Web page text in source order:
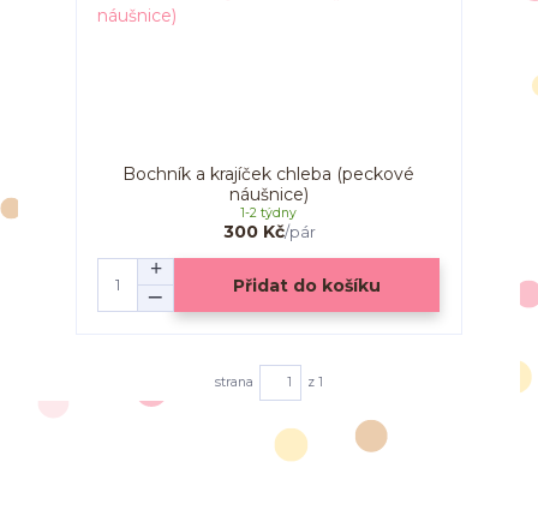
Bochník a krajíček chleba (peckové
náušnice)
300 Kč/pár
1-2 týdny
Přidat do košíku
strana z 1